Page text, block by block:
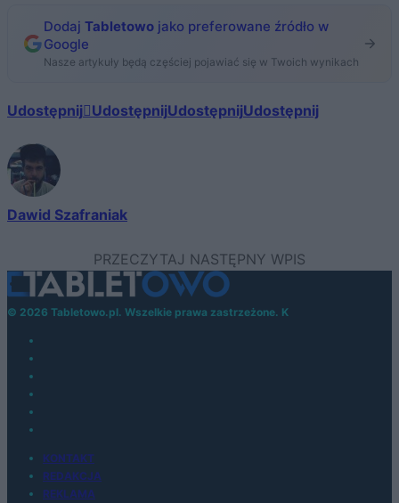
Dodaj Tabletowo jako preferowane źródło w
Google
Nasze artykuły będą częściej pojawiać się w Twoich wynikach
Udostępnij UdostępnijUdostępnijUdostępnij
Dawid Szafraniak
© 2026 Tabletowo.pl. Wszelkie prawa zastrzeżone. K
KONTAKT
REDAKCJA
REKLAMA